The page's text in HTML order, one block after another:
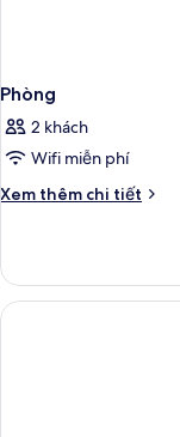
Phòng
2 khách
Wifi miễn phí
Xem thêm chi tiết
Chi
Phòng